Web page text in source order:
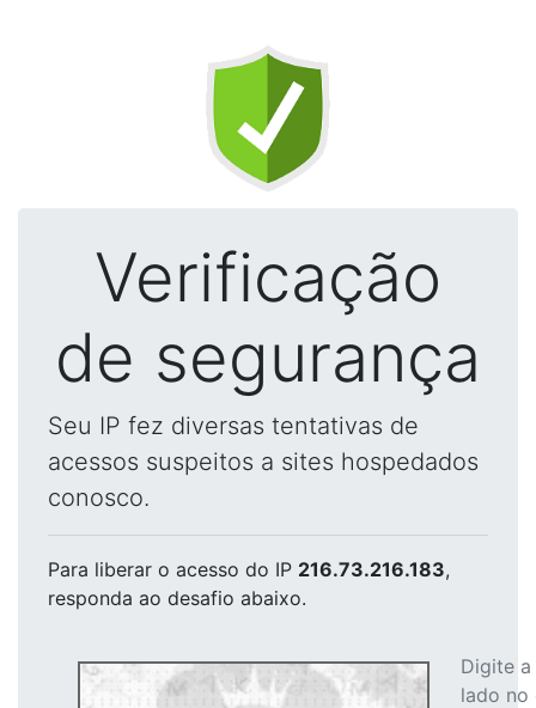
Verificação
de segurança
Seu IP fez diversas tentativas de
acessos suspeitos a sites hospedados
conosco.
Para liberar o acesso do IP 216.73.216.183,
responda ao desafio abaixo.
Digite
lado no